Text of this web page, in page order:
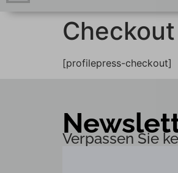
Checkout
[profilepress-checkout]
Verpassen Sie